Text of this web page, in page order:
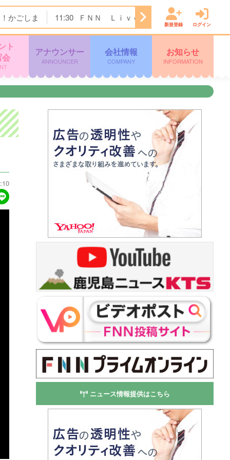
かごしま 11:30 ＦＮＮ Ｌｉｖｅ Ｎｅｗｓ ｄａｙｓ
新規登録 ログイン
ト
アナウンサー
ANNOUNCER
会社情報
COMPANY
お知らせ
INFORMATION
ニュース情報提供はこちら